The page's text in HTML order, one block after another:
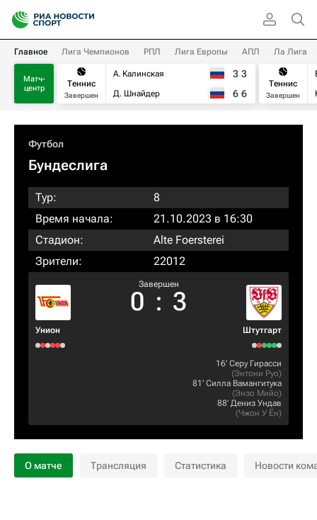
Главное Лига Чемпионов РПЛ Лига Европы АПЛ Ла Лига
Матч-
центр
Теннис
Завершен
А. Калинская
Д. Шнайдер
3 3
6 6
Теннис
Завершен
Футбол
Бундеслига
Тур:
8
Время начала:
21.10.2023 в 16:30
Стадион:
Alte Foersterei
Зрители:
22012
Унион
Завершен
0 : 3
Штутгарт
16‎’‎ Серу Гирасси
(Энтони Руо)
81‎’‎ Силла Вамангитука
(Энзо Мийо)
88‎’‎ Дениз Ундав
(Чжон У Ён)
О матче Трансляция Статистика Новости